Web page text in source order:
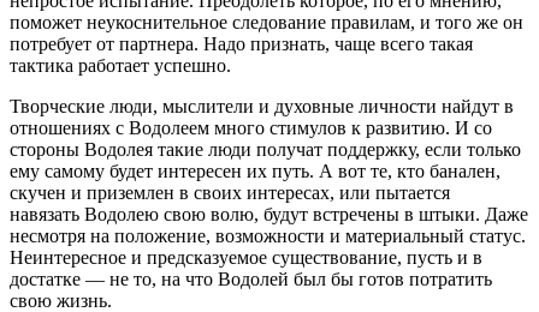
поможет неукоснительное следование правилам, и того же он
потребует от партнера. Надо признать, чаще всего такая
тактика работает успешно.
Творческие люди, мыслители и духовные личности найдут в
отношениях с Водолеем много стимулов к развитию. И со
стороны Водолея такие люди получат поддержку, если только
ему самому будет интересен их путь. А вот те, кто банален,
скучен и приземлен в своих интересах, или пытается
навязать Водолею свою волю, будут встречены в штыки. Даже
несмотря на положение, возможности и материальный статус.
Неинтересное и предсказуемое существование, пусть и в
достатке — не то, на что Водолей был бы готов потратить
свою жизнь.